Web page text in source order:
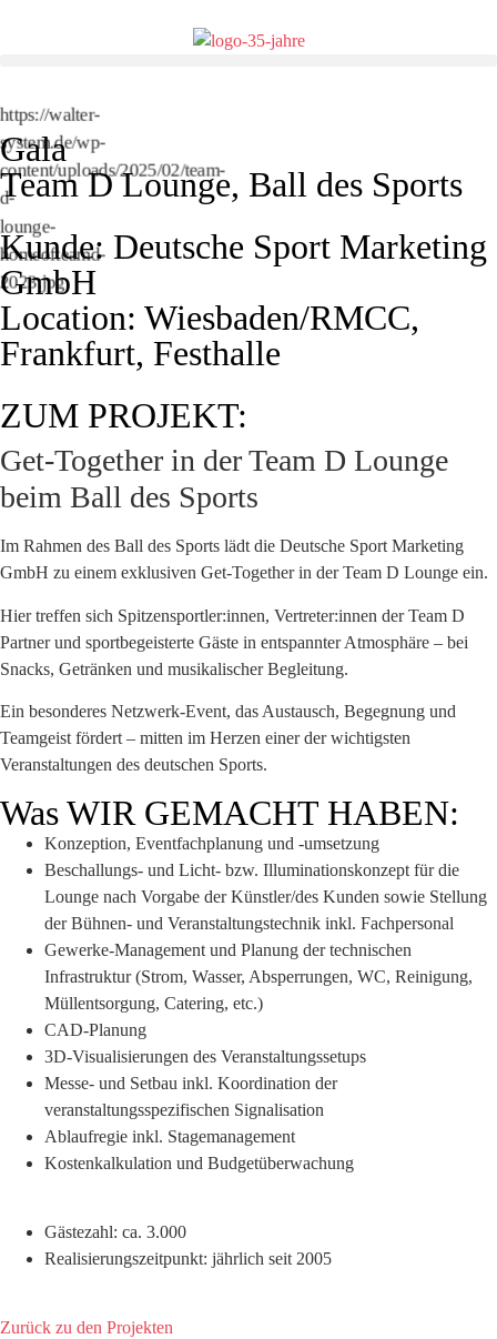
https://walter-
system.de/wp-
content/uploads/2025/02/team-
d-
lounge-
homeofteamd-
2023.jpg
Gala
Team D Lounge, Ball des Sports
Kunde: Deutsche Sport Marketing
GmbH
Location: Wiesbaden/RMCC,
Frankfurt, Festhalle
ZUM PROJEKT:
Get-Together in der Team D Lounge
beim Ball des Sports
Im Rahmen des Ball des Sports lädt die Deutsche Sport Marketing
GmbH zu einem exklusiven Get-Together in der Team D Lounge ein.
Hier treffen sich Spitzensportler:innen, Vertreter:innen der Team D
Partner und sportbegeisterte Gäste in entspannter Atmosphäre – bei
Snacks, Getränken und musikalischer Begleitung.
Ein besonderes Netzwerk-Event, das Austausch, Begegnung und
Teamgeist fördert – mitten im Herzen einer der wichtigsten
Veranstaltungen des deutschen Sports.
Was WIR GEMACHT HABEN:
Konzeption, Eventfachplanung und -umsetzung
Beschallungs- und Licht- bzw. Illuminationskonzept für die
Lounge nach Vorgabe der Künstler/des Kunden sowie Stellung
der Bühnen- und Veranstaltungstechnik inkl. Fachpersonal
Gewerke-Management und Planung der technischen
Infrastruktur (Strom, Wasser, Absperrungen, WC, Reinigung,
Müllentsorgung, Catering, etc.)
CAD-Planung
3D-Visualisierungen des Veranstaltungssetups
Messe- und Setbau inkl. Koordination der
veranstaltungsspezifischen Signalisation
Ablaufregie inkl. Stagemanagement
Kostenkalkulation und Budgetüberwachung
Gästezahl: ca. 3.000
Realisierungszeitpunkt: jährlich seit 2005
Zurück zu den Projekten